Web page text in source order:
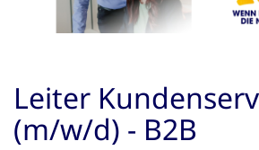
Leiter
(m/w/d) - B2B